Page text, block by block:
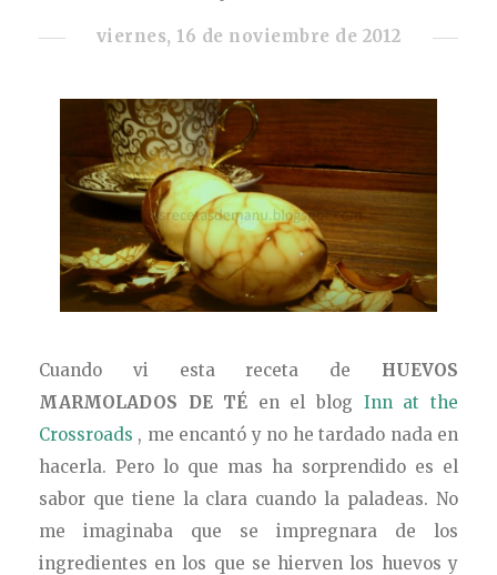
viernes, 16 de noviembre de 2012
Cuando vi esta receta de HUEVOS
MARMOLADOS DE TÉ en el blog Inn at the
Crossroads , me encantó y no he tardado nada en
hacerla. Pero lo que mas ha sorprendido es el
sabor que tiene la clara cuando la paladeas. No
me imaginaba que se impregnara de los
ingredientes en los que se hierven los huevos y